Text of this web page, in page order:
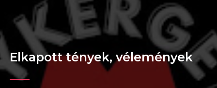
Elkapott tények, vélemények